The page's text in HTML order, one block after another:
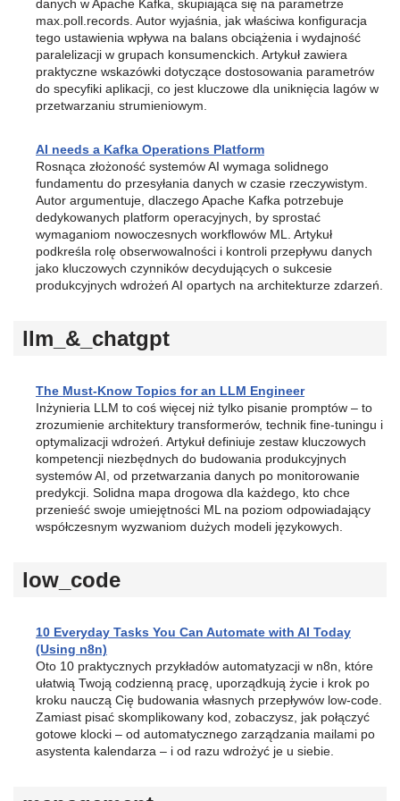
danych w Apache Kafka, skupiająca się na parametrze
max.poll.records. Autor wyjaśnia, jak właściwa konfiguracja
tego ustawienia wpływa na balans obciążenia i wydajność
paralelizacji w grupach konsumenckich. Artykuł zawiera
praktyczne wskazówki dotyczące dostosowania parametrów
do specyfiki aplikacji, co jest kluczowe dla uniknięcia lagów w
przetwarzaniu strumieniowym.
AI needs a Kafka Operations Platform
Rosnąca złożoność systemów AI wymaga solidnego
fundamentu do przesyłania danych w czasie rzeczywistym.
Autor argumentuje, dlaczego Apache Kafka potrzebuje
dedykowanych platform operacyjnych, by sprostać
wymaganiom nowoczesnych workflowów ML. Artykuł
podkreśla rolę obserwowalności i kontroli przepływu danych
jako kluczowych czynników decydujących o sukcesie
produkcyjnych wdrożeń AI opartych na architekturze zdarzeń.
llm_&_chatgpt
The Must-Know Topics for an LLM Engineer
Inżynieria LLM to coś więcej niż tylko pisanie promptów – to
zrozumienie architektury transformerów, technik fine-tuningu i
optymalizacji wdrożeń. Artykuł definiuje zestaw kluczowych
kompetencji niezbędnych do budowania produkcyjnych
systemów AI, od przetwarzania danych po monitorowanie
predykcji. Solidna mapa drogowa dla każdego, kto chce
przenieść swoje umiejętności ML na poziom odpowiadający
współczesnym wyzwaniom dużych modeli językowych.
low_code
10 Everyday Tasks You Can Automate with AI Today
(Using n8n)
Oto 10 praktycznych przykładów automatyzacji w n8n, które
ułatwią Twoją codzienną pracę, uporządkują życie i krok po
kroku nauczą Cię budowania własnych przepływów low-code.
Zamiast pisać skomplikowany kod, zobaczysz, jak połączyć
gotowe klocki – od automatycznego zarządzania mailami po
asystenta kalendarza – i od razu wdrożyć je u siebie.